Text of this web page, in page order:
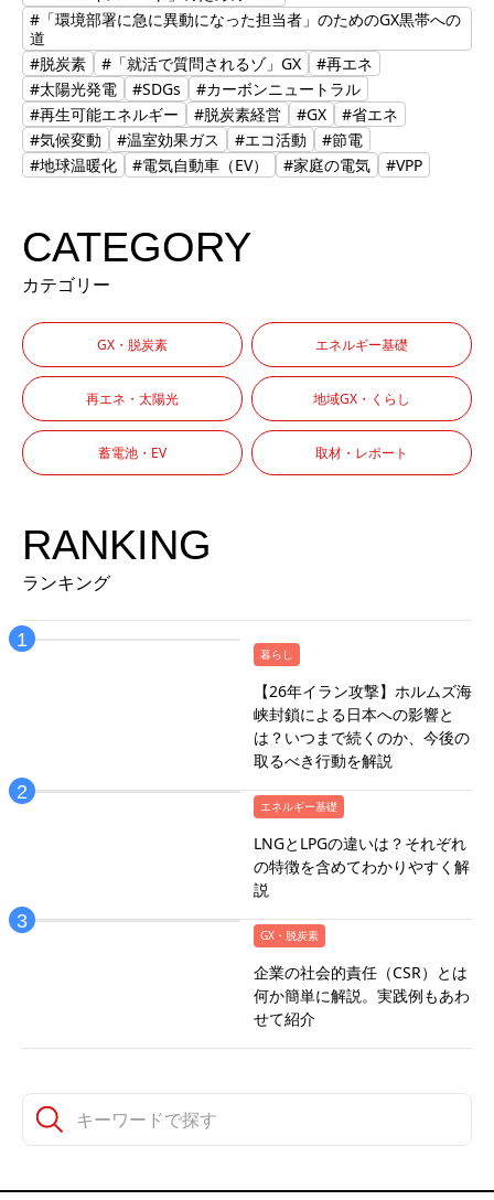
#「環境部署に急に異動になった担当者」のためのGX黒帯への
道
#脱炭素
#「就活で質問されるゾ」GX
#再エネ
#太陽光発電
#SDGs
#カーボンニュートラル
#再生可能エネルギー
#脱炭素経営 #GX
#省エネ
#気候変動
#温室効果ガス #エコ活動
#節電
#地球温暖化
#電気自動車（EV） #家庭の電気 #VPP
CATEGORY
カテゴリー
GX・脱炭素 エネルギー基礎
再エネ・太陽光 地域GX・くらし
蓄電池・EV 取材・レポート
RANKING
ランキング
暮らし
【26年イラン攻撃】ホルムズ海
峡封鎖による日本への影響と
は？いつまで続くのか、今後の
取るべき行動を解説
エネルギー基礎
LNGとLPGの違いは？それぞれ
の特徴を含めてわかりやすく解
説
GX・脱炭素
企業の社会的責任（CSR）とは
何か簡単に解説。実践例もあわ
せて紹介